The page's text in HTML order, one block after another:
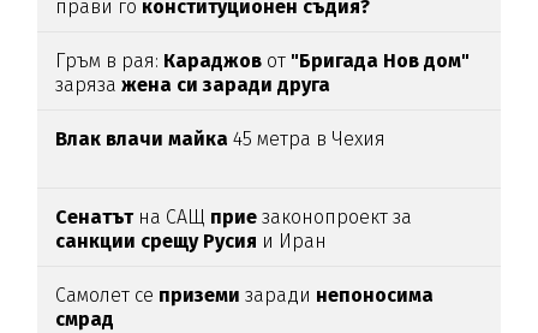
прави го конституционен съдия?
Гръм в рая: Караджов от "Бригада Нов дом"
зарязажена си заради друга
Влак влачи майка 45 метра в Чехия
Сенатътна САЩ прие законопроект за
санкции срещу Русия и Иран
Самолет се приземи заради непоносима
смрад